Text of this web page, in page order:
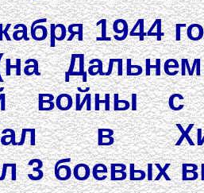
1944
Дальнем
войны
в
3 боевых